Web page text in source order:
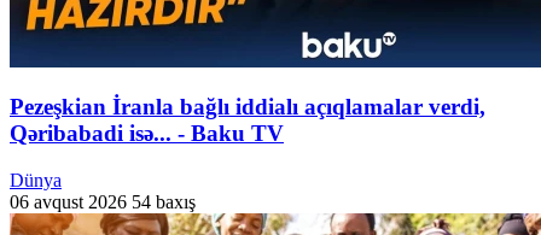
Pezeşkian İranla bağlı iddialı açıqlamalar verdi,
Qəribabadi isə... - Baku TV
Dünya
06 avqust 2026 54 baxış